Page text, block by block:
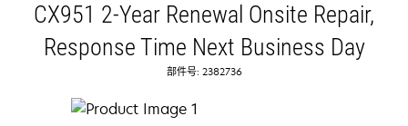
CX951 2-Year Renewal Onsite Repair,
Response Time Next Business Day
部件号: 2382736